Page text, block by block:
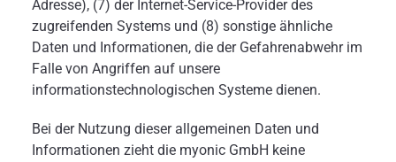
Adresse), (7) der Internet-Service-Provider des
zugreifenden Systems und (8) sonstige ähnliche
Daten und Informationen, die der Gefahrenabwehr im
Falle von Angriffen auf unsere
informationstechnologischen Systeme dienen.
Bei der Nutzung dieser allgemeinen Daten und
Informationen zieht die myonic GmbH keine